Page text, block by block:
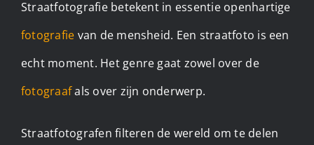
Straatfotografie betekent in essentie openhartige
fotografie van de mensheid. Een straatfoto is een
echt moment. Het genre gaat zowel over de
fotograafals over zijn onderwerp.
Straatfotografen filteren de wereld om te delen